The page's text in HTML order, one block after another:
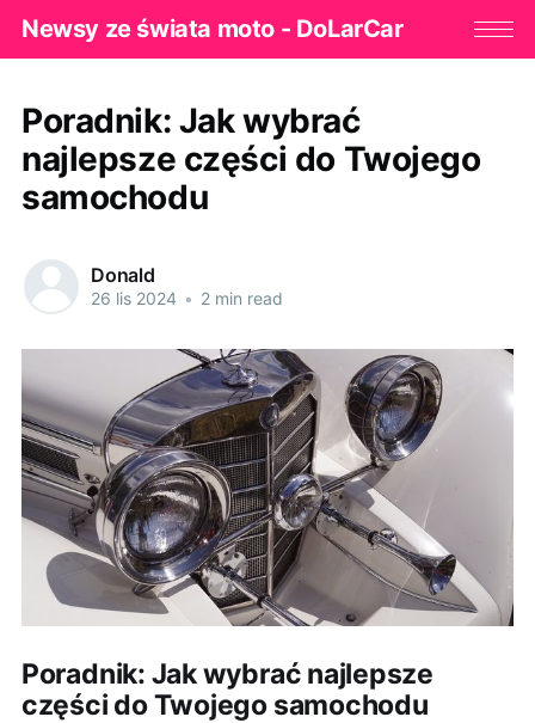
Newsy ze świata moto - DoLarCar
Poradnik: Jak wybrać
najlepsze części do Twojego
samochodu
Donald
26 lis 2024 • 2 min read
Poradnik: Jak wybrać najlepsze
części do Twojego samochodu